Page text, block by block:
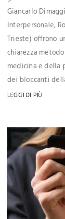
Giancarlo
Interpersonale,
Trieste) offrono
chiarezza
medicina e della
dei bloccanti
LEGGI DI PIÙ